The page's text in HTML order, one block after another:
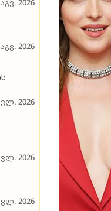
2026
2026